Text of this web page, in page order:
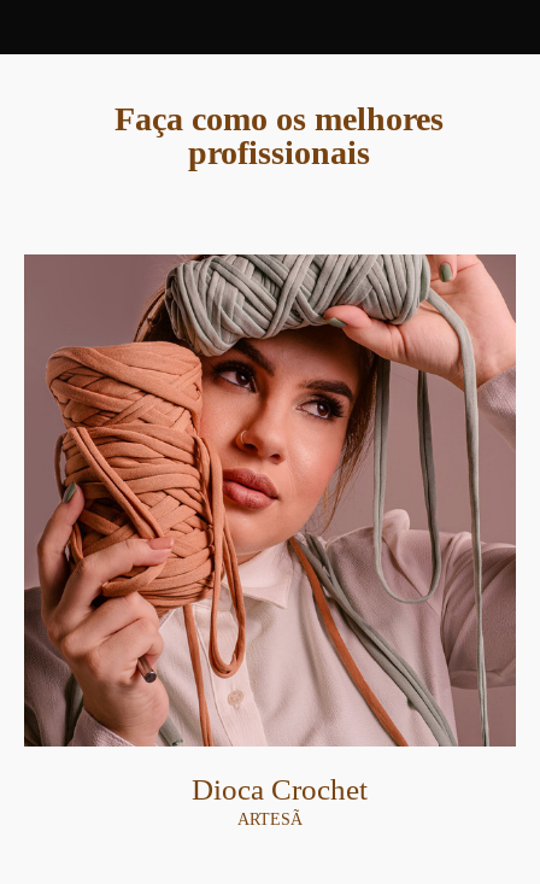
Faça como os melhores
profissionais
Dioca Crochet
ARTESÃ